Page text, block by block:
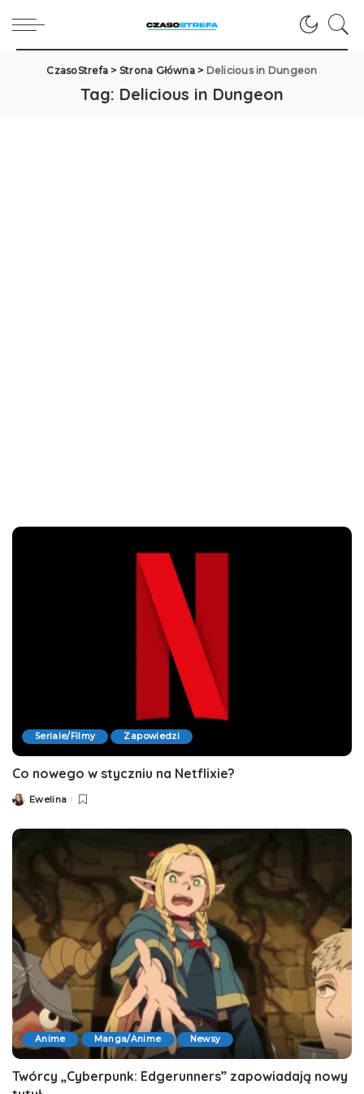
CzasoStrefa > Strona Główna> Delicious in Dungeon
Tag: Delicious in Dungeon
Seriale/Filmy Zapowiedzi
Co nowego w styczniu na Netflixie?
PostedEwelina
Anime Manga/Anime Newsy
Twórcy „Cyberpunk: Edgerunners” zapowiadają nowy